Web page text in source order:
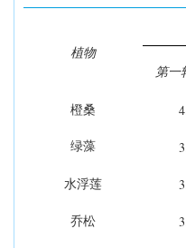
植物
第一
橙桑
绿藻
水浮莲
乔松